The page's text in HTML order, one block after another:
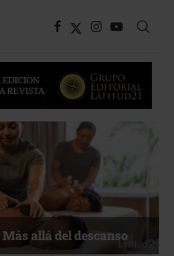
que Impulsa la
competitividad